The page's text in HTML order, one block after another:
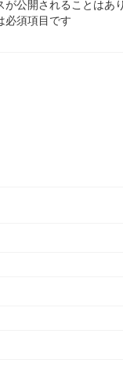
が公開されることはあ
必須項目です